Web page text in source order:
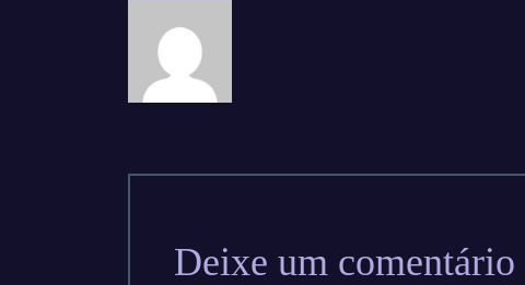
Deixe um comentário